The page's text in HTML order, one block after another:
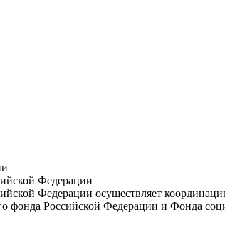
Федерации
Федерации осуществляет
фонда Российской Федерации и Фонда